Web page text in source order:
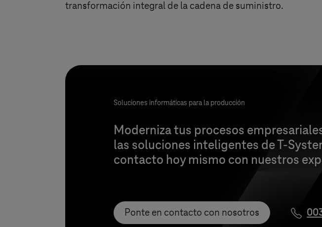
transformación integral de la cadena de suministro.
Soluciones informáticas para la producción
Moderniza tus procesos
las soluciones inteligentes deT-
contacto hoy mismo con nuestros
Ponte en contacto con nosotros